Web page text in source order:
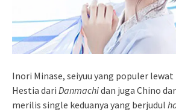
Inori Minase, seiyuu yang populer
Hestia dari Danmachidan juga Chino
merilis single keduanya yang berjudul